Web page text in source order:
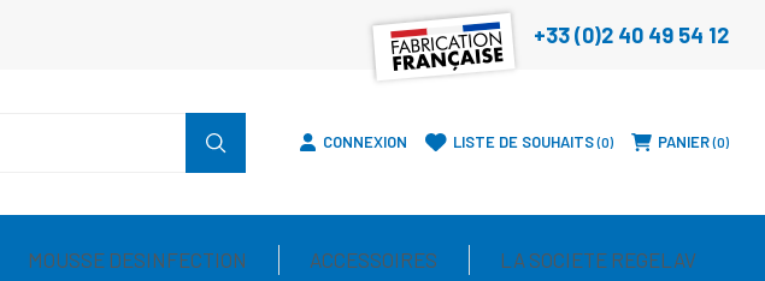
+33 (0)2 40 49 54 12
CONNEXION LISTE DE SOUHAITS 0 PANIER 0
MOUSSE DESINFECTION ACCESSOIRES LA SOCIETE REGELAV